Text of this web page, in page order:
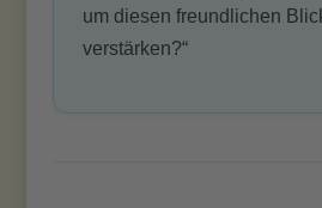
um diesen freundlichen
verstärken?“